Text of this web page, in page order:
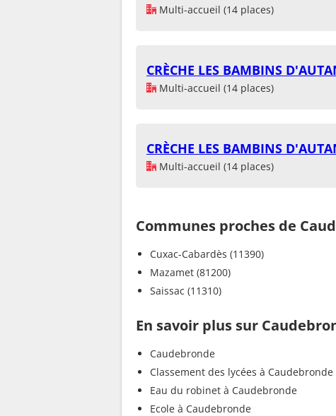
Multi-accueil (14 places)
CRÈCHE LES BAMBINS
Multi-accueil (14 places)
CRÈCHE LES BAMBINS
Multi-accueil (14 places)
Communes proches de
Cuxac-Cabardès (11390)
Mazamet (81200)
Saissac (11310)
En savoir plus sur
Caudebronde
Classement des lycées à Caudebronde
Eau du robinet à Caudebronde
Ecole à Caudebronde